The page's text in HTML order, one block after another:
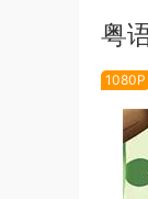
粤
1080P